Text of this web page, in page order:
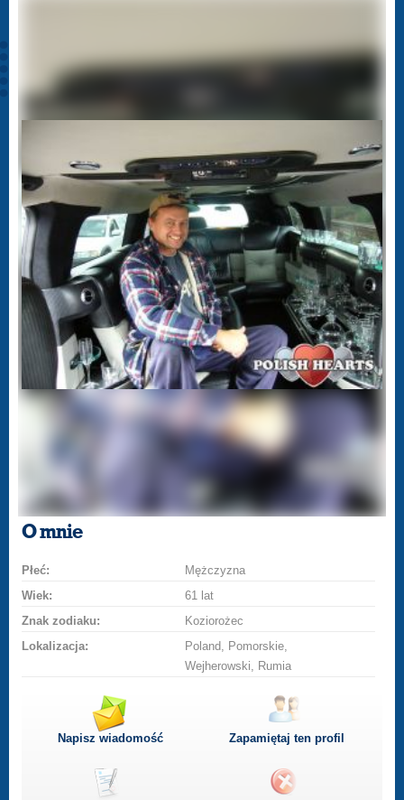
O mnie
Płeć:
Mężczyzna
Wiek:
61 lat
Znak zodiaku:
Koziorożec
Lokalizacja:
Poland, Pomorskie,
Wejherowski, Rumia
Napisz wiadomość Zapamiętaj ten profil